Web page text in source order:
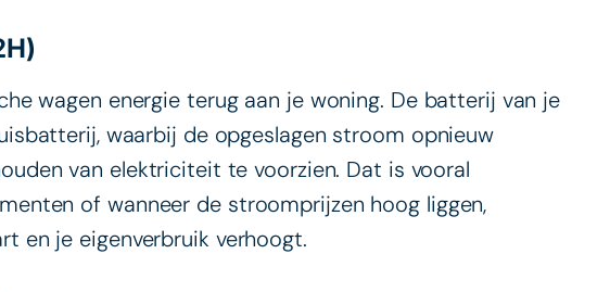
wagen energie terug aan je woning. De batterij van je
waarbij de opgeslagen stroom opnieuw
van elektriciteit te voorzien. Dat is vooral
of wanneer de stroomprijzen hoog liggen,
en je eigenverbruik verhoogt.